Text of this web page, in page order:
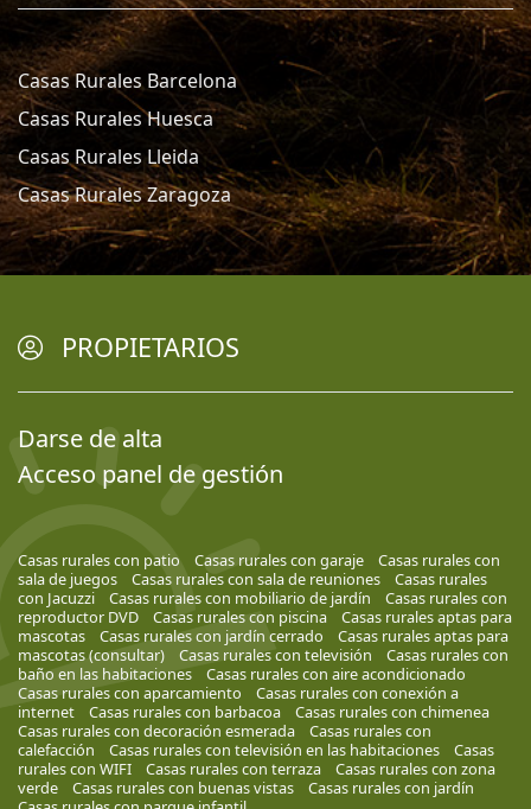
Casas Rurales Barcelona
Casas Rurales Huesca
Casas Rurales Lleida
Casas Rurales Zaragoza
PROPIETARIOS
Darse de alta
Acceso panel de gestión
Casas rurales con patio Casas rurales con garaje
Casas rurales con
sala de juegos
Casas rurales con sala de reuniones
Casas rurales
con Jacuzzi
Casas rurales con mobiliario de jardín
Casas rurales con
reproductor DVD
Casas rurales con piscina
Casas rurales aptas para
mascotas
Casas rurales con jardín cerrado
Casas rurales aptas para
mascotas (consultar)
Casas rurales con televisión
Casas rurales con
baño en las habitaciones
Casas rurales con aire acondicionado
Casas rurales con aparcamiento
Casas rurales con conexión a
internet
Casas rurales con barbacoa
Casas rurales con chimenea
Casas rurales con decoración esmerada
Casas rurales con
calefacción
Casas rurales con televisión en las habitaciones
Casas
rurales con WIFI
Casas rurales con terraza
Casas rurales con zona
verde
Casas rurales con buenas vistas
Casas rurales con jardín